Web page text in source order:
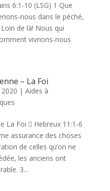
6:1-10 (LSG) 1 Que
nous dans le péché,
de là! Nous qui
vivrions-nous
– La Foi
| Aides à
La Foi  Hebreux 11:1-6
assurance des choses
de celles qu’on ne
les anciens ont
3...